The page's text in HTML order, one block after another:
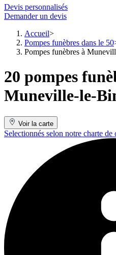
Devis personnalisés
Demander un devis
Accueil
Pompes funèbres dans le 50
Pompes funèbres à
20 pompes
Muneville-le-
Voir la carte
Selectionnés selon notre charte de